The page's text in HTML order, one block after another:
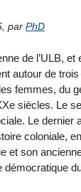
par PhD
de l’ULB, et
autour de
femmes, du
siècles. Le
Le dernier
coloniale,
et son
démocratique